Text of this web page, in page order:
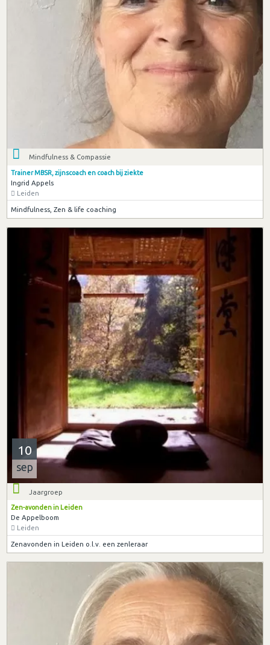
Mindfulness & Compassie
Trainer MBSR, zijnscoach en coach bij ziekte
Ingrid Appels
Leiden
Mindfulness, Zen & life coaching
10
sep
Jaargroep
Zen-avonden in Leiden
De Appelboom
Leiden
Zenavonden in Leiden o.l.v. een zenleraar